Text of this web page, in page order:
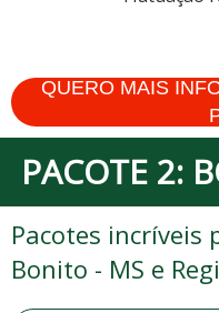
QUERO MAIS
PACOTE 2:
Pacotes incríveis
Bonito - MS e